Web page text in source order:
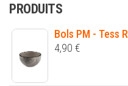
PRODUITS
Bols PM - Tess
4,90 €